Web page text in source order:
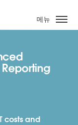
메뉴
costs and